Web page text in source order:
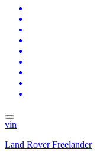
vin
Land Rover Freelander